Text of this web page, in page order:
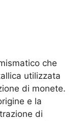
che
utilizzata
di monete.
e la
di